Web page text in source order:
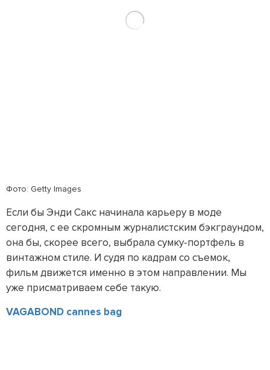
Фото: Getty Images
Если бы Энди Сакс начинала карьеру в моде
сегодня, с ее скромным журналистским бэкграундом,
она бы, скорее всего, выбрала сумку-портфель в
винтажном стиле. И судя по кадрам со съемок,
фильм движется именно в этом направлении. Мы
уже присматриваем себе такую.
VAGABOND cannes bag